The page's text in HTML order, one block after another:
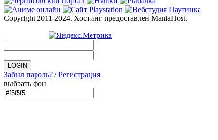
Copyright 2011-2024. Хостинг предоставлен ManiaHost.
Забыл пароль? /Регистрация
выбрать фон